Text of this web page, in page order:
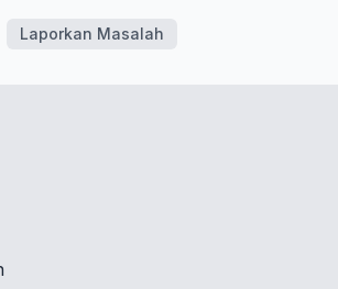
Laporkan Masalah